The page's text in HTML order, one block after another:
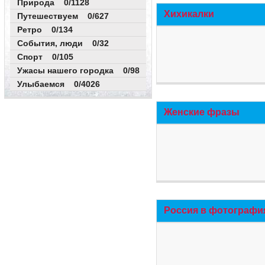
Природа 0/1128
Путешествуем 0/627
Ретро 0/134
События, люди 0/32
Спорт 0/105
Ужасы нашего городка 0/98
Улыбаемся 0/4026
Хихикалки
Женские фразы
Россия в